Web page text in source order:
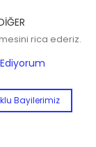
rica ederiz.
Ediyorum
Bayilerimiz